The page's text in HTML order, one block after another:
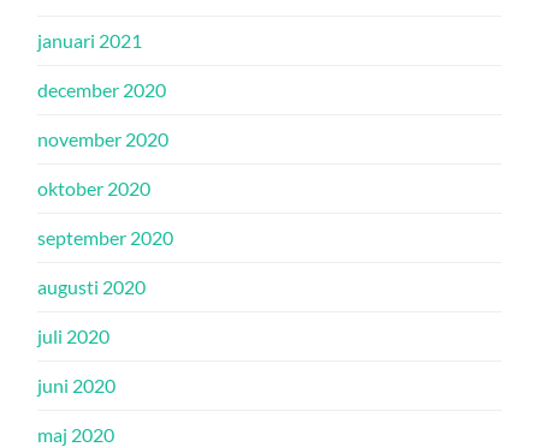
januari 2021
december 2020
november 2020
oktober 2020
september 2020
augusti 2020
juli 2020
juni 2020
maj 2020